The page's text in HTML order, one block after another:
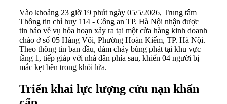
Vào khoảng 23 giờ 19 phút ngày 05/5/2026, Trung tâm
Thông tin chỉ huy 114 - Công an TP. Hà Nội nhận được
tin báo về vụ hỏa hoạn xảy ra tại một cửa hàng kinh doanh
cháo ở số 05 Hàng Vôi, Phường Hoàn Kiếm, TP. Hà Nội.
Theo thông tin ban đầu, đám cháy bùng phát tại khu vực
tầng 1, tiếp giáp với nhà dân phía sau, khiến 04 người bị
mắc kẹt bên trong khói lửa.
Triển khai lực lượng cứu nạn khẩn